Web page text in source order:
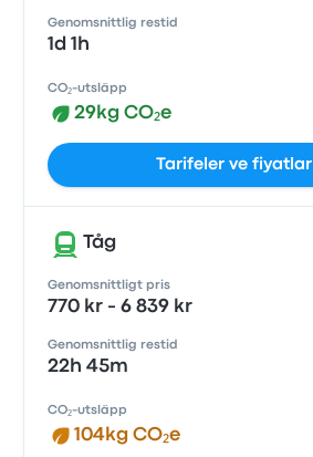
Genomsnittlig restid
1d 1h
CO₂-utsläpp
29kg CO₂e
Tarifeler ve fiyatlar
Tåg
Genomsnittligt pris
770 kr - 6 839 kr
Genomsnittlig restid
22h 45m
CO₂-utsläpp
104kg CO₂e